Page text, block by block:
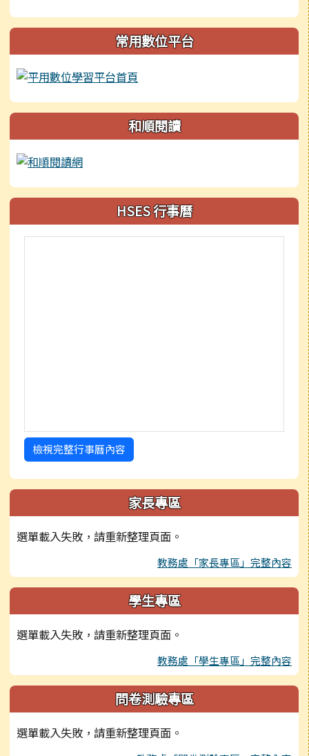
常用數位平台
和順閱讀
HSES 行事曆
檢視完整行事曆內容
家長專區
選單載入失敗，請重新整理頁面。
教務處「家長專區」完整內容
學生專區
選單載入失敗，請重新整理頁面。
教務處「學生專區」完整內容
問卷測驗專區
選單載入失敗，請重新整理頁面。